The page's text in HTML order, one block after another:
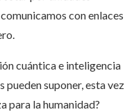
con enlaces
cuántica e inteligencia
suponer, esta vez
para la humanidad?